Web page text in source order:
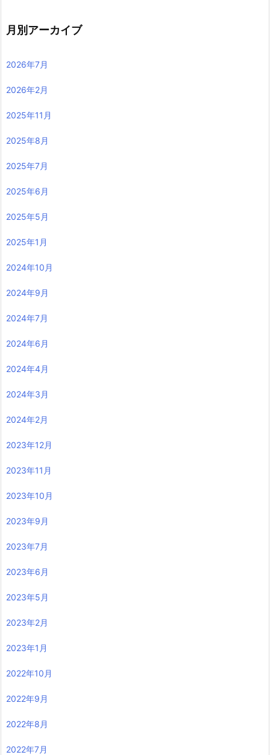
月別アーカイブ
2026年7月
2026年2月
2025年11月
2025年8月
2025年7月
2025年6月
2025年5月
2025年1月
2024年10月
2024年9月
2024年7月
2024年6月
2024年4月
2024年3月
2024年2月
2023年12月
2023年11月
2023年10月
2023年9月
2023年7月
2023年6月
2023年5月
2023年2月
2023年1月
2022年10月
2022年9月
2022年8月
2022年7月